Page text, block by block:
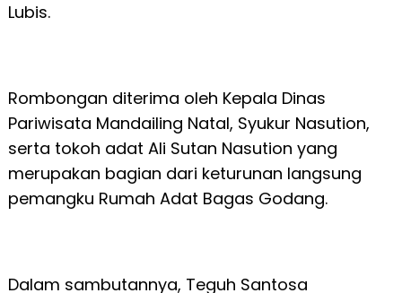
Lubis.
Rombongan diterima oleh Kepala Dinas
Pariwisata Mandailing Natal, Syukur Nasution,
serta tokoh adat Ali Sutan Nasution yang
merupakan bagian dari keturunan langsung
pemangku Rumah Adat Bagas Godang.
Dalam sambutannya, Teguh Santosa